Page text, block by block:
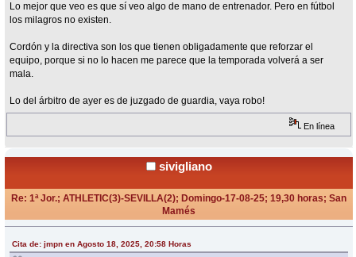
Lo mejor que veo es que sí veo algo de mano de entrenador. Pero en fútbol
los milagros no existen.
Cordón y la directiva son los que tienen obligadamente que reforzar el
equipo, porque si no lo hacen me parece que la temporada volverá a ser
mala.
Lo del árbitro de ayer es de juzgado de guardia, vaya robo!
En línea
sivigliano
Re: 1ª Jor.; ATHLETIC(3)-SEVILLA(2); Domingo-17-08-25; 19,30 horas; San
Mamés
Cita de: jmpn en Agosto 18, 2025, 20:58 Horas